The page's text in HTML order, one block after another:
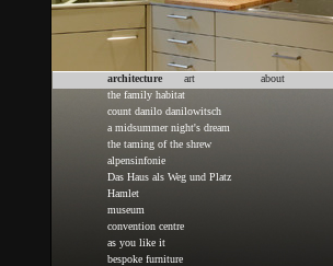
architecture
the family habitat
count danilo danilowitsch
a midsummer night's dream
the taming of the shrew
alpensinfonie
Das Haus als Weg und Platz
Hamlet
museum
convention centre
as you like it
bespoke furniture
art about